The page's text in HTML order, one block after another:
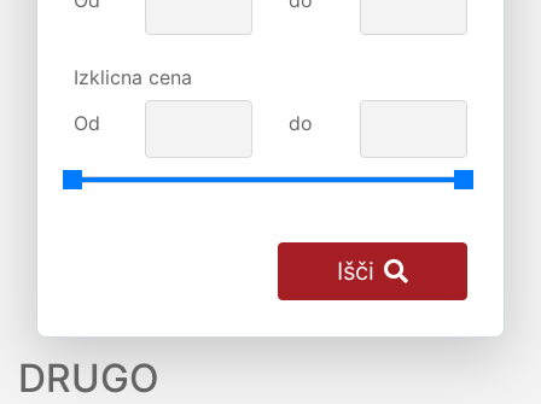
Izklicna cena
Od
do
Išči
DRUGO